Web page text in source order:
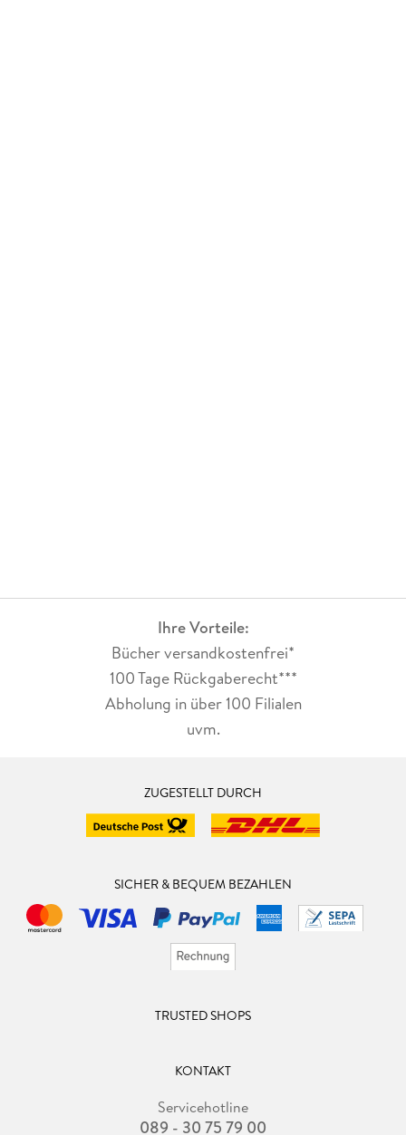
Ihre Vorteile:
Bücher versandkostenfrei*
100 Tage Rückgaberecht***
Abholung in über 100 Filialen
uvm.
ZUGESTELLT DURCH
SICHER & BEQUEM BEZAHLEN
TRUSTED SHOPS
KONTAKT
Servicehotline
089 - 30 75 79 00